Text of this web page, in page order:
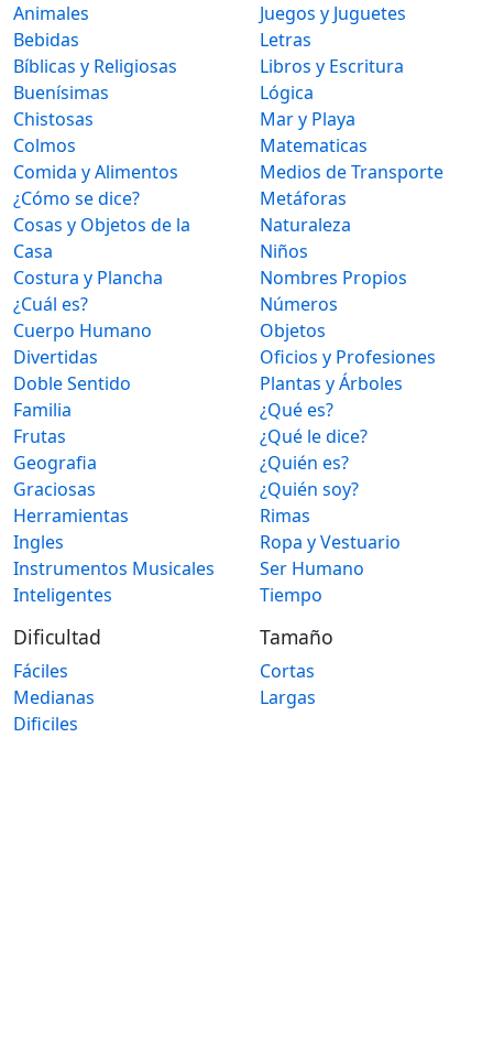
Animales
Bebidas
Bíblicas y Religiosas
Buenísimas
Chistosas
Colmos
Comida y Alimentos
¿Cómo se dice?
Cosas y Objetos de la
Casa
Costura y Plancha
¿Cuál es?
Cuerpo Humano
Divertidas
Doble Sentido
Familia
Frutas
Geografia
Graciosas
Herramientas
Ingles
Instrumentos Musicales
Inteligentes
Juegos y Juguetes
Letras
Libros y Escritura
Lógica
Mar y Playa
Matematicas
Medios de Transporte
Metáforas
Naturaleza
Niños
Nombres Propios
Números
Objetos
Oficios y Profesiones
Plantas y Árboles
¿Qué es?
¿Qué le dice?
¿Quién es?
¿Quién soy?
Rimas
Ropa y Vestuario
Ser Humano
Tiempo
Dificultad
Fáciles
Medianas
Dificiles
Tamaño
Cortas
Largas